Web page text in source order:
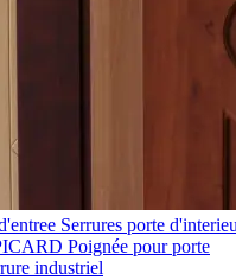
Serrures porte
Poignée pour porte
industriel